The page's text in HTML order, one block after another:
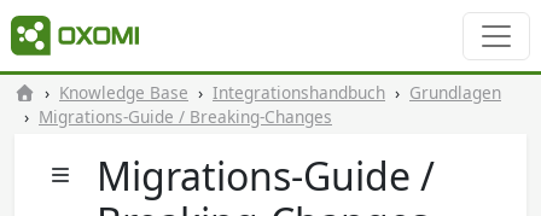
Knowledge Base Integrationshandbuch
Grundlagen
Migrations-Guide / Breaking-Changes
Migrations-Guide /